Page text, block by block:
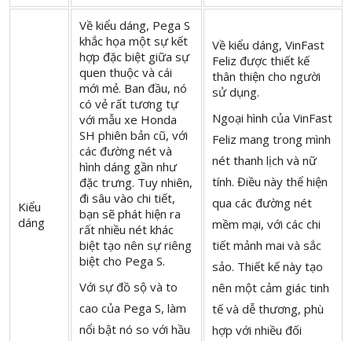
Kiểu
dáng
Về kiểu dáng, Pega S
khắc họa một sự kết
hợp đặc biệt giữa sự
quen thuộc và cái
mới mẻ. Ban đầu, nó
có vẻ rất tương tự
với mẫu xe Honda
SH phiên bản cũ, với
các đường nét và
hình dáng gần như
đặc trưng. Tuy nhiên,
đi sâu vào chi tiết,
bạn sẽ phát hiện ra
rất nhiều nét khác
biệt tạo nên sự riêng
biệt cho Pega S.
Với sự đồ sộ và to
cao của Pega S, làm
nổi bật nó so với hầu
Về kiểu dáng, VinFast
Feliz được thiết kế
thân thiện cho người
sử dụng.
Ngoại hình của VinFast
Feliz mang trong mình
nét thanh lịch và nữ
tính. Điều này thể hiện
qua các đường nét
mềm mại, với các chi
tiết mảnh mai và sắc
sảo. Thiết kế này tạo
nên một cảm giác tinh
tế và dễ thương, phù
hợp với nhiều đối